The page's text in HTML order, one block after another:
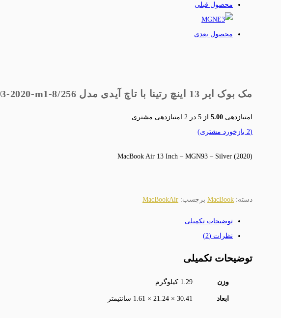
محصول قبلی
محصول بعدی
مک بوک ایر 13 اینچ رتینا با تاچ آیدی مدل MGN93-2020-m1-8/256
امتیازدهی 5.00 از 5 در 2 امتیازدهی مشتری
(
2 بازخورد مشتری)
(2020) MacBook Air 13 Inch – MGN93 – Silver
دسته: MacBook برچسب: MacBookAir
توضیحات تکمیلی
نظرات (2)
توضیحات تکمیلی
وزن 1.29 کیلوگرم
ابعاد 30.41 × 21.24 × 1.61 سانتیمتر